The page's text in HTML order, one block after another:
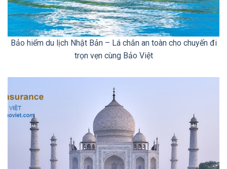
Bảo hiểm du lịch Nhật Bản – Lá chắn an toàn cho chuyến đi
trọn vẹn cùng Bảo Việt